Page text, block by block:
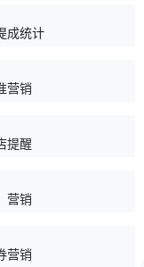
成统计
营销
提醒
营销
营销